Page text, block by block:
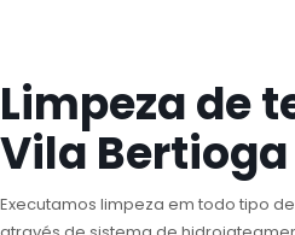
Limpeza de
Vila Bertioga
Executamos limpeza em todo tipo